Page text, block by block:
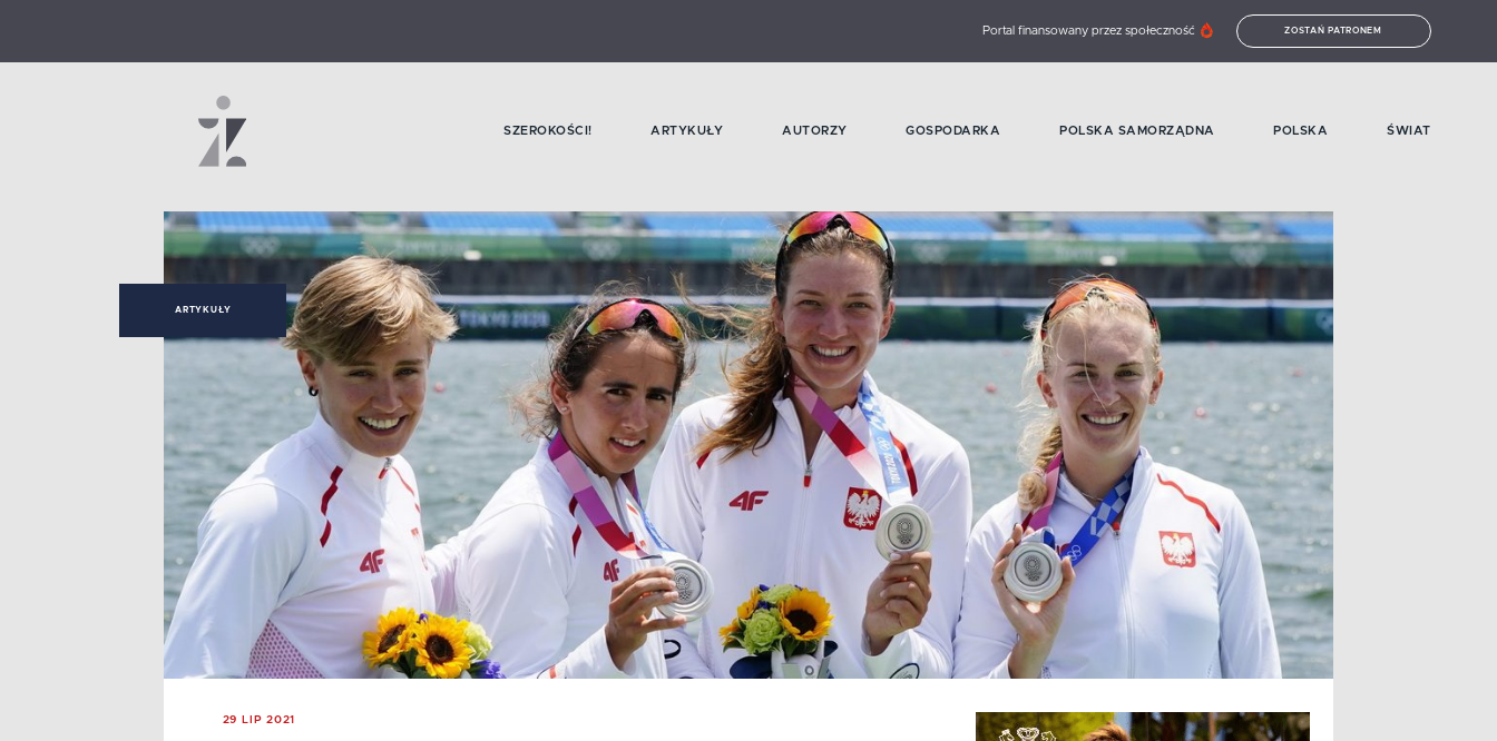
Portal finansowany przez społeczność ZOSTAŃ PATRONEM
SZEROKOŚCI! ARTYKUŁY AUTORZY GOSPODARKA POLSKA SAMORZĄDNA POLSKA ŚWIAT
ARTYKUŁY
29 LIP 2021